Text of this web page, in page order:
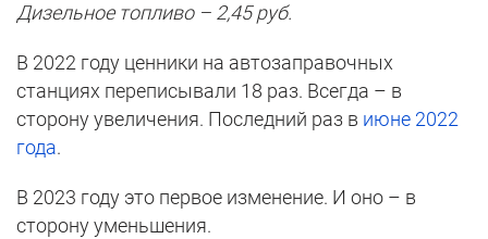
Дизельное топливо – 2,45 руб.
В 2022 году ценники на автозаправочных
станциях переписывали 18 раз. Всегда – в
сторону увеличения. Последний раз в июне 2022
года.
В 2023 году это первое изменение. И оно – в
сторону уменьшения.